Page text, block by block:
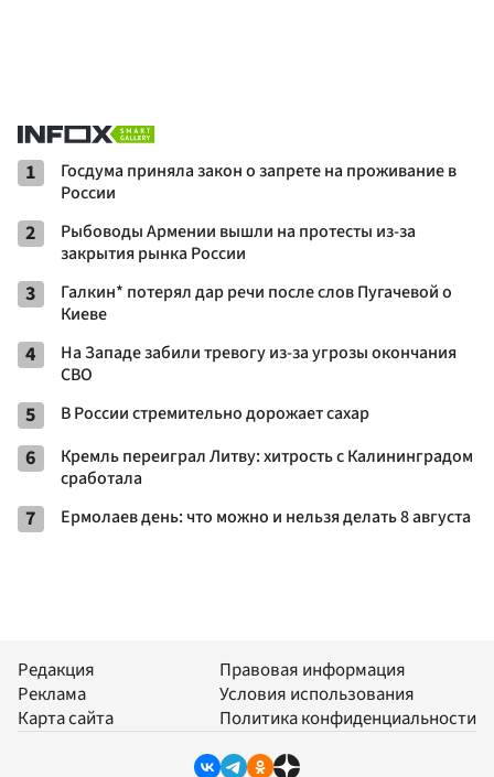
1
Госдума приняла закон о запрете на проживание в
России
2
Рыбоводы Армении вышли на протесты из-за
закрытия рынка России
3
Галкин* потерял дар речи после слов Пугачевой о
Киеве
4
На Западе забили тревогу из-за угрозы окончания
СВО
5 В России стремительно дорожает сахар
6
Кремль переиграл Литву: хитрость с Калининградом
сработала
7 Ермолаев день: что можно и нельзя делать 8 августа
Редакция
Реклама
Карта сайта
Правовая информация
Условия использования
Политика конфиденциальности